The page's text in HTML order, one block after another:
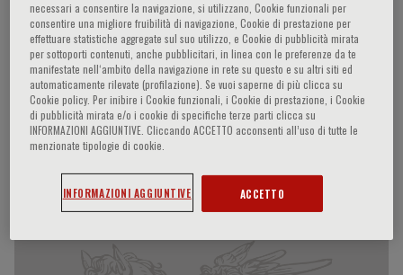
HOME PAGE / CURSOS Y EVENTOS / ORADOR
Stephan Von Haehling
Participaciones del ponente
necessari a consentire la navigazione, si utilizzano, Cookie funzionali per
consentire una migliore fruibilità di navigazione, Cookie di prestazione per
effettuare statistiche aggregate sul suo utilizzo, e Cookie di pubblicità mirata
per sottoporti contenuti, anche pubblicitari, in linea con le preferenze da te
manifestate nell‘ambito della navigazione in rete su questo e su altri siti ed
automaticamente rilevate (profilazione). Se vuoi saperne di più clicca su
Cookie policy. Per inibire i Cookie funzionali, i Cookie di prestazione, i Cookie
di pubblicità mirata e/o i cookie di specifiche terze parti clicca su
INFORMAZIONI AGGIUNTIVE. Cliccando ACCETTO acconsenti all’uso di tutte le
menzionate tipologie di cookie.
INFORMAZIONI AGGIUNTIVE ACCETTO